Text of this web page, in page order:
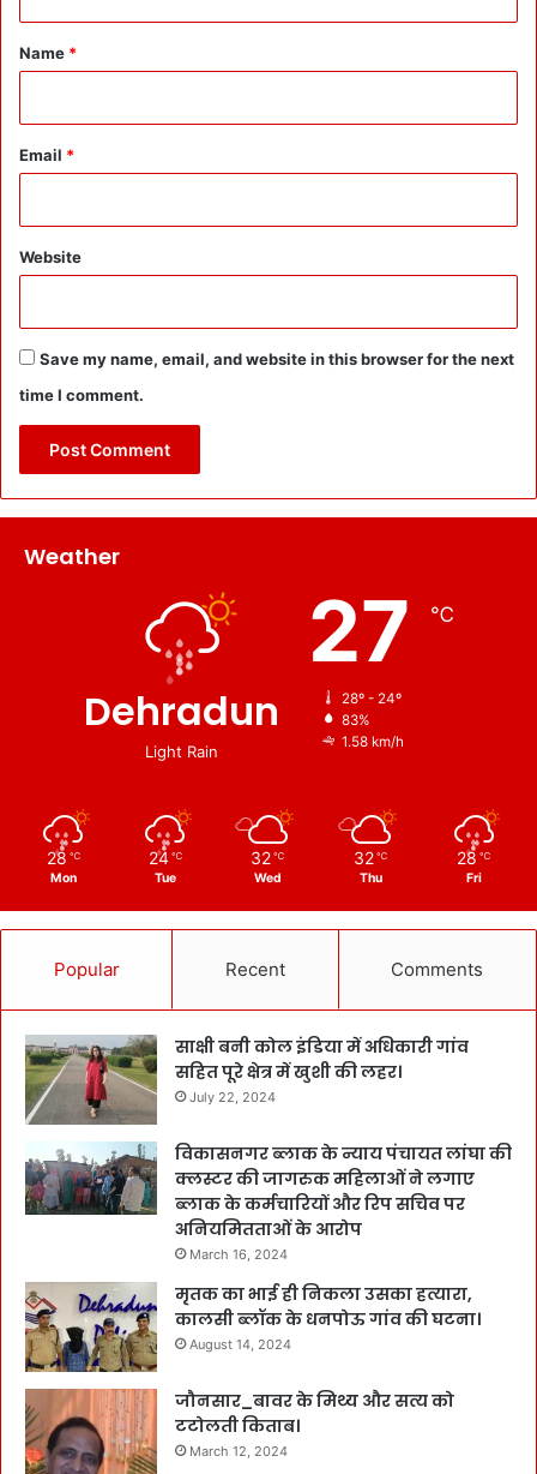
*
Name *
Email *
Website
Save my name, email, and website in this browser for the next
time I comment.
Weather
Dehradun
Light Rain
27 ℃
28º - 24º
83%
1.58 km/h
28 ℃
Mon
24 ℃
Tue
32 ℃
Wed
32 ℃
Thu
28 ℃
Fri
Popular Recent Comments
साक्षी बनी कोल इंडिया में अधिकारी गांव
सहित पूरे क्षेत्र में खुशी की लहर।
July 22, 2024
विकासनगर ब्लाक के न्याय पंचायत लांघा की
क्लस्टर की जागरुक महिलाओं ने लगाए
ब्लाक के कर्मचारियों और रिप सचिव पर
अनियमितताओं के आरोप
March 16, 2024
मृतक का भाई ही निकला उसका हत्यारा,
कालसी ब्लॉक के धनपोऊ गांव की घटना।
August 14, 2024
जौनसार_बावर के मिथ्य और सत्य को
टटोलती किताब।
March 12, 2024